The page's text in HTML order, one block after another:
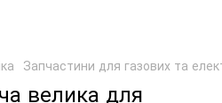
Запчастини для газових та
велика для